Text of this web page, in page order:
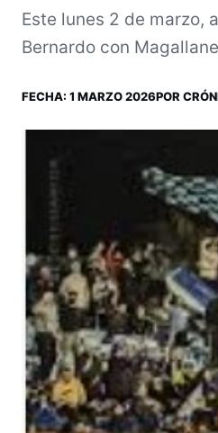
Este lunes 2 de marzo,
Bernardo con
FECHA: 1 MARZO 2026POR